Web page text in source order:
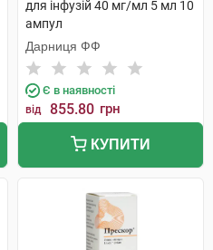
для інфузій 40 мг/мл 5 мл 10
ампул
Дарниця ФФ
Є в наявності
від 855.80 грн
КУПИТИ